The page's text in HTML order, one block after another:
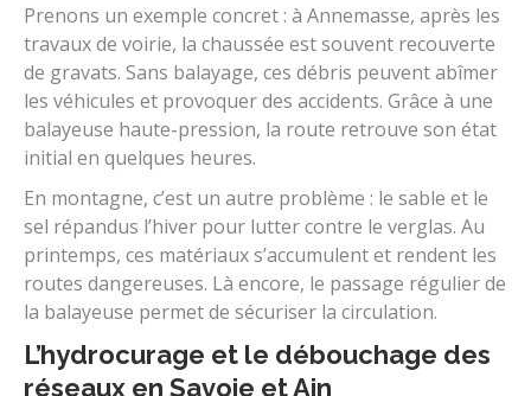
Prenons un exemple concret : à Annemasse, après les
travaux de voirie, la chaussée est souvent recouverte
de gravats. Sans balayage, ces débris peuvent abîmer
les véhicules et provoquer des accidents. Grâce à une
balayeuse haute-pression, la route retrouve son état
initial en quelques heures.
En montagne, c’est un autre problème : le sable et le
sel répandus l’hiver pour lutter contre le verglas. Au
printemps, ces matériaux s’accumulent et rendent les
routes dangereuses. Là encore, le passage régulier de
la balayeuse permet de sécuriser la circulation.
L’hydrocurage et le débouchage des
réseaux en Savoie et Ain